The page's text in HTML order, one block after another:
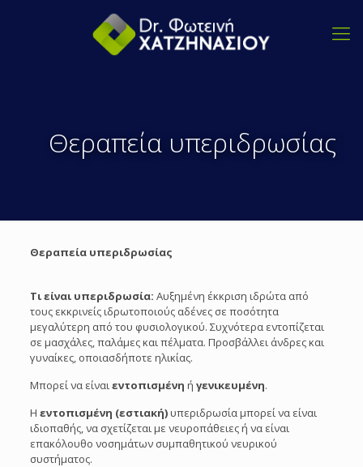
Θεραπεία υπεριδρωσίας
Θεραπεία υπεριδρωσίας
Τι είναι υπεριδρωσία: Αυξημένη έκκριση ιδρώτα από
τους εκκρινείς ιδρωτοποιούς αδένες σε ποσότητα
μεγαλύτερη από του φυσιολογικού. Συχνότερα εντοπίζεται
σε μασχάλες, παλάμες και πέλματα. Προσβάλλει άνδρες και
γυναίκες, οποιασδήποτε ηλικίας.
Μπορεί να είναιεντοπισμένη ή γενικευμένη.
Η εντοπισμένη (εστιακή)υπεριδρωσία μπορεί να είναι
ιδιοπαθής, να σχετίζεται με νευροπάθειες ή να είναι
επακόλουθο νοσημάτων συμπαθητικού νευρικού
συστήματος.